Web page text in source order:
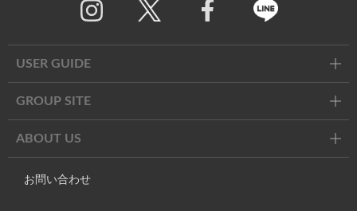
USER GUIDE
GROUP SITE
ABOUT US
お問い合わせ